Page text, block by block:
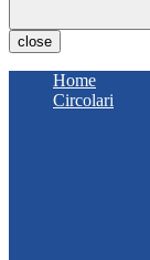
close
Home
Circolari